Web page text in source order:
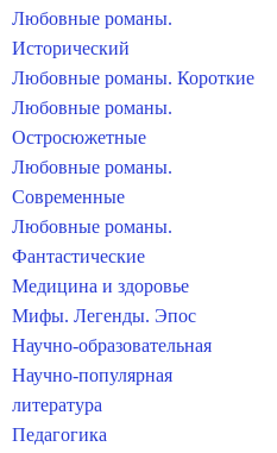
Любовные романы.
Исторический
Любовные романы. Короткие
Любовные романы.
Остросюжетные
Любовные романы.
Современные
Любовные романы.
Фантастические
Медицина и здоровье
Мифы. Легенды. Эпос
Научно-образовательная
Научно-популярная
литература
Педагогика